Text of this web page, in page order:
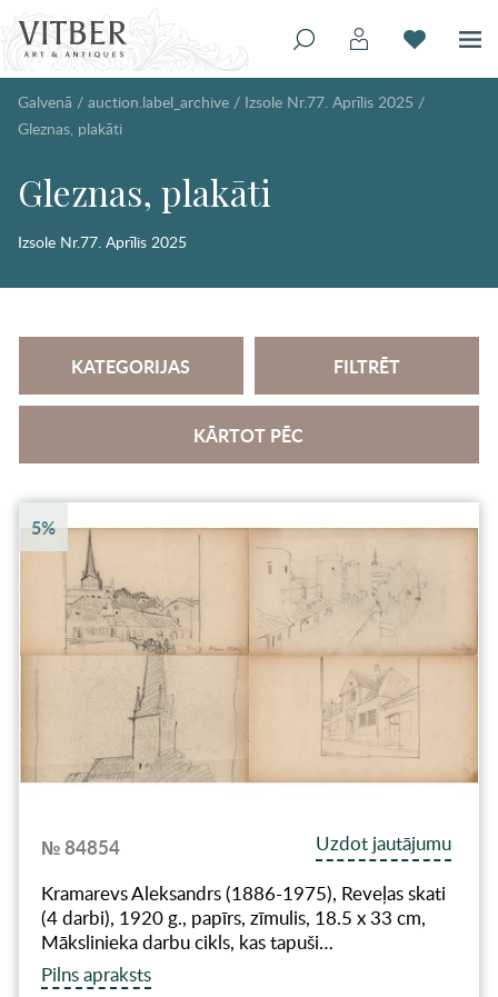
Galvenā / auction.label_archive / Izsole Nr.77. Aprīlis 2025 /
Gleznas, plakāti
Gleznas, plakāti
Izsole Nr.77. Aprīlis 2025
KATEGORIJAS FILTRĒT
KĀRTOT PĒC
5%
№ 84854
Uzdot jautājumu
Kramarevs Aleksandrs (1886-1975), Reveļas skati
(4 darbi), 1920 g., papīrs, zīmulis, 18.5 х 33 cm,
Mākslinieka darbu cikls, kas tapuši…
Pilns apraksts